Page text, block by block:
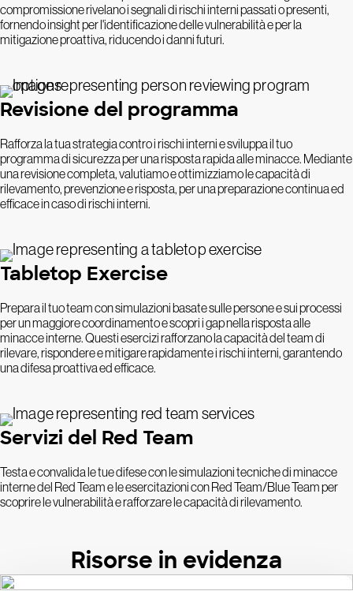
compromissione rivelano i segnali di rischi interni passati o presenti,
fornendo insight per l'identificazione delle vulnerabilità e per la
mitigazione proattiva, riducendo i danni futuri.
Revisione del programma
Rafforza la tua strategia contro i rischi interni e sviluppa il tuo
programma di sicurezza per una risposta rapida alle minacce. Mediante
una revisione completa, valutiamo e ottimizziamo le capacità di
rilevamento, prevenzione e risposta, per una preparazione continua ed
efficace in caso di rischi interni.
Tabletop Exercise
Prepara il tuo team con simulazioni basate sulle persone e sui processi
per un maggiore coordinamento e scopri i gap nella risposta alle
minacce interne. Questi esercizi rafforzano la capacità del team di
rilevare, rispondere e mitigare rapidamente i rischi interni, garantendo
una difesa proattiva ed efficace.
Servizi del Red Team
Testa e convalida le tue difese con le simulazioni tecniche di minacce
interne del Red Team e le esercitazioni con Red Team/Blue Team per
scoprire le vulnerabilità e rafforzare le capacità di rilevamento.
Risorse in evidenza